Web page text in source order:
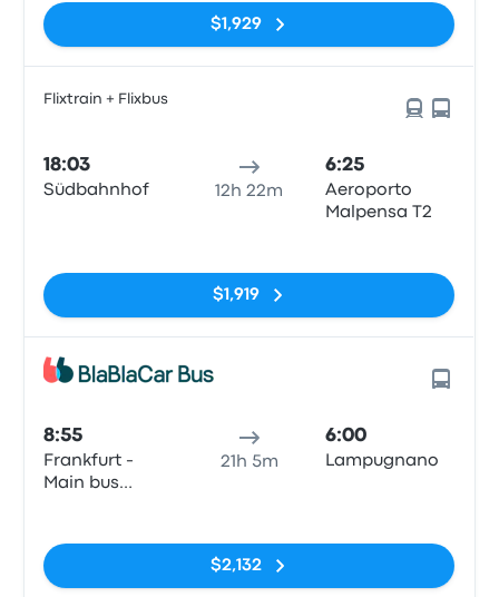
$1,929
Flixtrain + Flixbus
18:03
Südbahnhof 12h 22m
6:25
Aeroporto
Malpensa T2
$1,919
8:55
Frankfurt -
Main bus
21h 5m
6:00
Lampugnano
$2,132